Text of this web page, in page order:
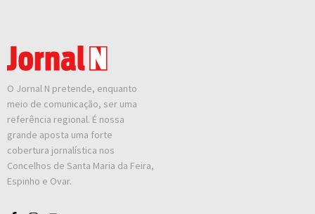
O Jornal N pretende, enquanto
meio de comunicação, ser uma
referência regional. É nossa
grande aposta uma forte
cobertura jornalística nos
Concelhos de Santa Maria da Feira,
Espinho e Ovar.